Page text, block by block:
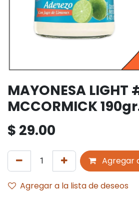
MAYONESA LIGHT
MCCORMICK
$ 29.00
Agregar
Agregar a la lista de deseos